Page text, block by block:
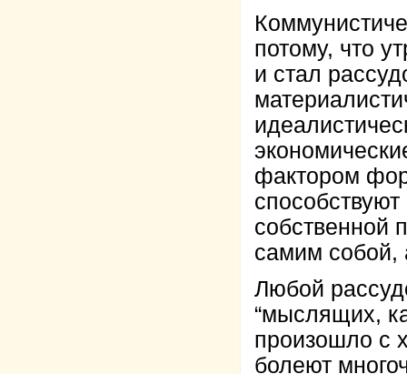
потому, что
и стал
фактором
собственной
самим собой,
Любой
“мыслящих,
произошло с
болеют